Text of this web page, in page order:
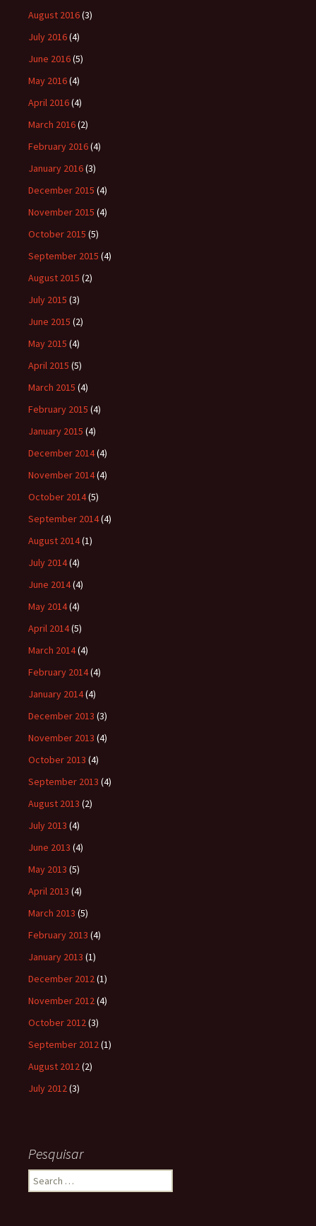
August 2016(3)
July 2016(4)
June 2016(5)
May 2016(4)
April 2016(4)
March 2016(2)
February 2016(4)
January 2016(3)
December 2015 (4)
November 2015 (4)
October 2015 (5)
September 2015 (4)
August 2015 (2)
July 2015 (3)
June 2015 (2)
May 2015 (4)
April 2015 (5)
March 2015 (4)
February 2015 (4)
January 2015 (4)
December 2014(4)
November 2014(4)
October 2014(5)
September 2014(4)
August 2014(1)
July 2014(4)
June 2014(4)
May 2014(4)
April 2014(5)
March 2014(4)
February 2014(4)
January 2014(4)
December 2013 (3)
November 2013 (4)
October 2013 (4)
September 2013 (4)
August 2013 (2)
July 2013 (4)
June 2013 (4)
May 2013 (5)
April 2013 (4)
March 2013 (5)
February 2013 (4)
January 2013 (1)
December 2012(1)
November 2012(4)
October 2012(3)
September 2012(1)
August 2012(2)
July 2012(3)
Pesquisar
Search
for: